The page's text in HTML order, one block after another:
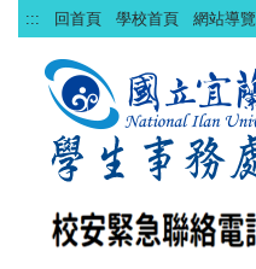
跳
到
::: 回首頁 學校首頁 網站導覽